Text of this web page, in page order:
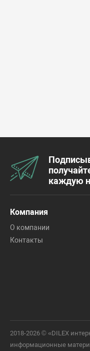
каждую
Компания
О компании
Контакты
2018-2026 © «DILEX
информационные